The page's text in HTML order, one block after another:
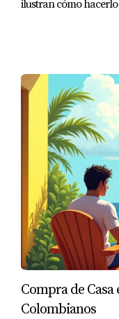
profesionales para
Punta Cana rumbo
seguridad.
ilustran cómo
Compra de
Colombianos